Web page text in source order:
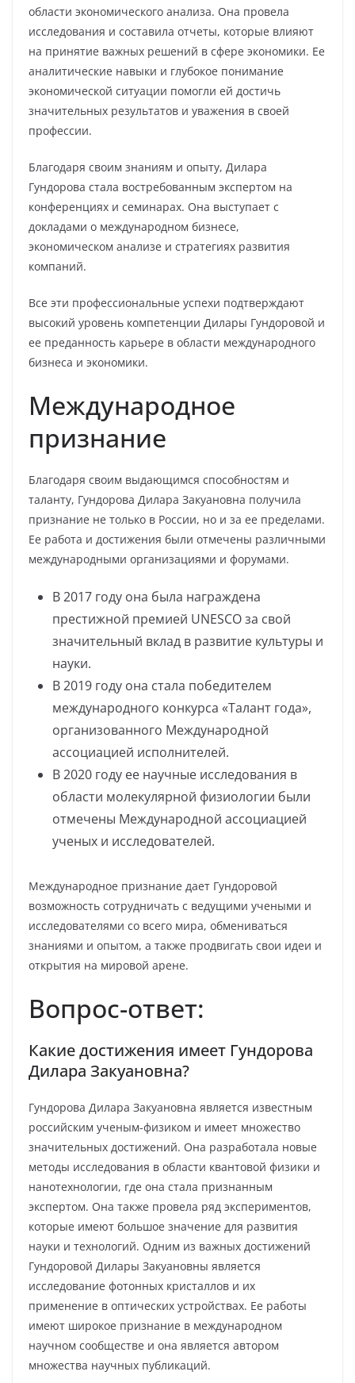
области экономического анализа. Она провела
исследования и составила отчеты, которые влияют
на принятие важных решений в сфере экономики. Ее
аналитические навыки и глубокое понимание
экономической ситуации помогли ей достичь
значительных результатов и уважения в своей
профессии.
Благодаря своим знаниям и опыту, Дилара
Гундорова стала востребованным экспертом на
конференциях и семинарах. Она выступает с
докладами о международном бизнесе,
экономическом анализе и стратегиях развития
компаний.
Все эти профессиональные успехи подтверждают
высокий уровень компетенции Дилары Гундоровой и
ее преданность карьере в области международного
бизнеса и экономики.
Международное
признание
Благодаря своим выдающимся способностям и
таланту, Гундорова Дилара Закуановна получила
признание не только в России, но и за ее пределами.
Ее работа и достижения были отмечены различными
международными организациями и форумами.
В 2017 году она была награждена
престижной премией UNESCO за свой
значительный вклад в развитие культуры и
науки.
В 2019 году она стала победителем
международного конкурса «Талант года»,
организованного Международной
ассоциацией исполнителей.
В 2020 году ее научные исследования в
области молекулярной физиологии были
отмечены Международной ассоциацией
ученых и исследователей.
Международное признание дает Гундоровой
возможность сотрудничать с ведущими учеными и
исследователями со всего мира, обмениваться
знаниями и опытом, а также продвигать свои идеи и
открытия на мировой арене.
Вопрос-ответ:
Какие достижения имеет Гундорова
Дилара Закуановна?
Гундорова Дилара Закуановна является известным
российским ученым-физиком и имеет множество
значительных достижений. Она разработала новые
методы исследования в области квантовой физики и
нанотехнологии, где она стала признанным
экспертом. Она также провела ряд экспериментов,
которые имеют большое значение для развития
науки и технологий. Одним из важных достижений
Гундоровой Дилары Закуановны является
исследование фотонных кристаллов и их
применение в оптических устройствах. Ее работы
имеют широкое признание в международном
научном сообществе и она является автором
множества научных публикаций.